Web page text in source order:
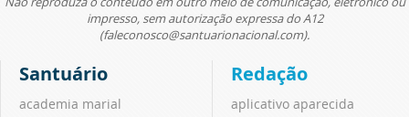
impresso, sem autorização expressa do A12
(faleconosco@santuarionacional.com).
Santuário
academia marial
Redação
aplicativo aparecida